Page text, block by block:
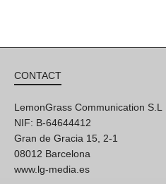
CONTACT
LemonGrass Communication S.L
NIF: B-64644412
Gran de Gracia 15, 2-1
08012 Barcelona
www.lg-media.es